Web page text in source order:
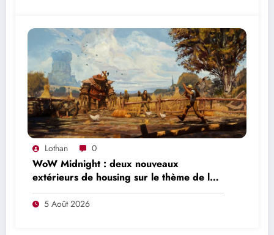
Lothan 0
WoW Midnight : deux nouveaux
extérieurs de housing sur le thème de la
Marche de l’Ouest arriveront à la 12.1
5 Août 2026